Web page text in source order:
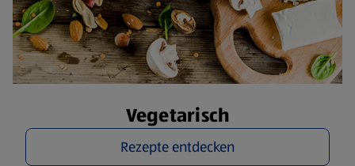
Vegetarisch
Rezepte entdecken